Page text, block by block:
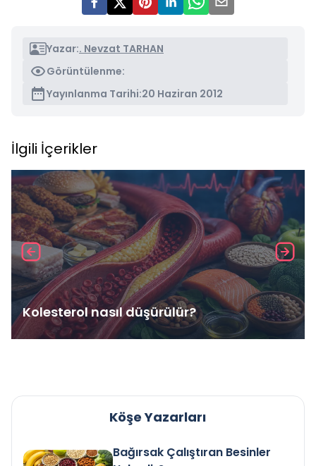
Yazar:. Nevzat TARHAN
Görüntülenme:
Yayınlanma Tarihi:20 Haziran 2012
İlgili İçerikler
Kolesterol nasıl düşürülür?
Köşe Yazarları
Bağırsak Çalıştıran Besinler